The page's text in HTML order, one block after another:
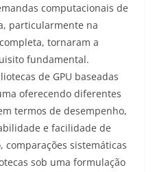
computacionais de
particularmente na
tornaram a
fundamental.
de GPU baseadas
oferecendo diferentes
termos de desempenho,
e facilidade de
sistemáticas
sob uma formulação